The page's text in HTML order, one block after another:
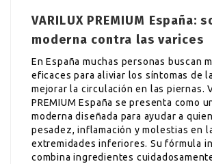
VARILUX PREMIUM España:
moderna contra las varices
En España muchas personas buscan
eficaces para aliviar los síntomas de
mejorar la circulación en las piernas.
PREMIUM España se presenta como
moderna diseñada para ayudar a
pesadez, inflamación y molestias en
extremidades inferiores. Su fórmula
combina ingredientes